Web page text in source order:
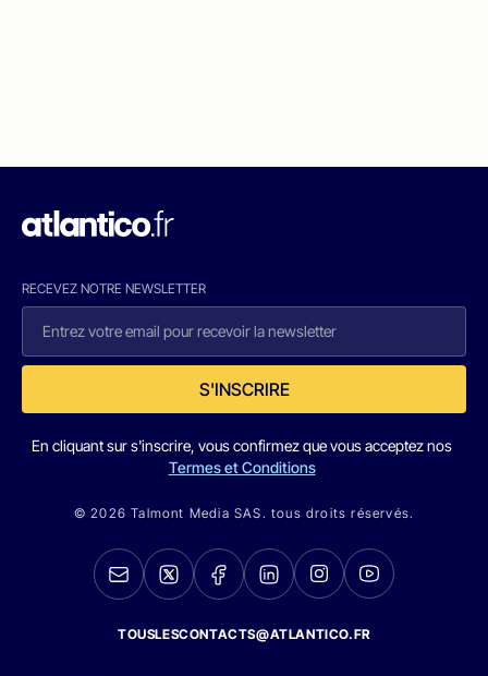
RECEVEZ NOTRE NEWSLETTER
S'INSCRIRE
En cliquant sur s'inscrire, vous confirmez que vous acceptez nos
Termes et Conditions
© 2026 Talmont Media SAS. tous droits réservés.
TOUSLESCONTACTS@ATLANTICO.FR